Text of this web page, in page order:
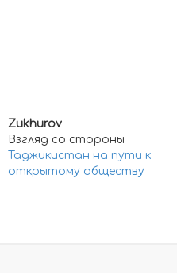
Zukhurov
Взгляд со стороны
Таджикистан на пути к
открытому обществу